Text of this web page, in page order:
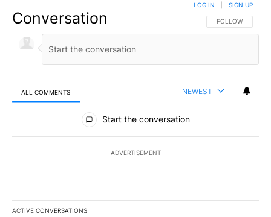
Conversation FOLLOW THIS
FOLLOW
LOG IN SIGN UP
ALL COMMENTS NEWEST
All Comments
Start the conversation
ADVERTISEMENT
ACTIVE CONVERSATIONS